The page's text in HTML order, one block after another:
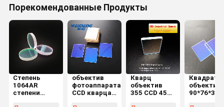
Порекомендованные Продукты
Степень
1064AR
степени
объектив
фотоаппарата
CCD кварца
Кварц
объектив
355 CCD 45
Квадрат
объектив